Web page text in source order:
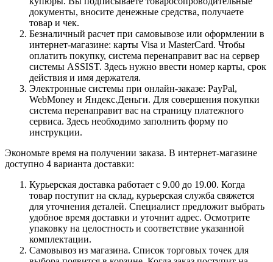
документы, вносите денежные средства, получаете
товар и чек.
Безналичный расчет при самовывозе или оформлении в
интернет-магазине: карты Visa и MasterCard. Чтобы
оплатить покупку, система перенаправит вас на сервер
системы ASSIST. Здесь нужно ввести номер карты, срок
действия и имя держателя.
Электронные системы при онлайн-заказе: PayPal,
WebMoney и Яндекс.Деньги. Для совершения покупки
система перенаправит вас на страницу платежного
сервиса. Здесь необходимо заполнить форму по
инструкции.
Экономьте время на получении заказа. В интернет-магазине
доступно 4 варианта доставки:
Курьерская доставка работает с 9.00 до 19.00. Когда
товар поступит на склад, курьерская служба свяжется
для уточнения деталей. Специалист предложит выбрать
удобное время доставки и уточнит адрес. Осмотрите
упаковку на целостность и соответствие указанной
комплектации.
Самовывоз из магазина. Список торговых точек для